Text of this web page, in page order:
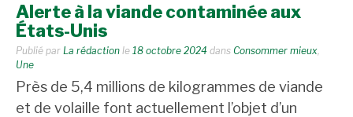
Alerte à la viande contaminée aux
États-Unis
Publié par La rédaction le 18 octobre 2024 dans Consommer mieux,
Une
Près de 5,4 millions de kilogrammes de viande
et de volaille font actuellement l’objet d’un